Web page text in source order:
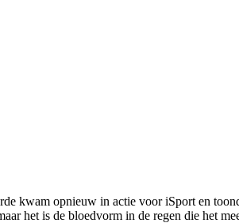
kwam opnieuw in actie voor iSport en
het is de bloedvorm in de regen die het